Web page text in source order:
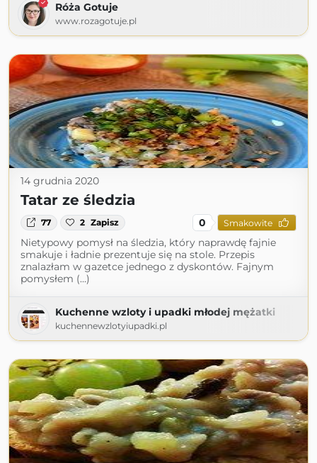
Róża Gotuje
www.rozagotuje.pl
14 grudnia 2020
Tatar ze śledzia
77 2 Zapisz 0 Smakowite
Nietypowy pomysł na śledzia, który naprawdę fajnie
smakuje i ładnie prezentuje się na stole. Przepis
znalazłam w gazetce jednego z dyskontów. Fajnym
pomysłem (...)
Kuchenne wzloty i upadki młodej mężatki
kuchennewzlotyiupadki.pl